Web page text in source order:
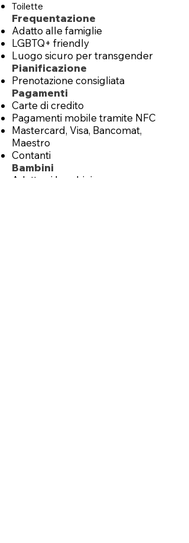
Toilette
Frequentazione
Adatto alle famiglie
LGBTQ+ friendly
Luogo sicuro per transgender
Pianificazione
Prenotazione consigliata
Pagamenti
Carte di credito
Pagamenti mobile tramite NFC
Mastercard, Visa, Bancomat,
Maestro
Contanti
Bambini
Adatto ai bambini